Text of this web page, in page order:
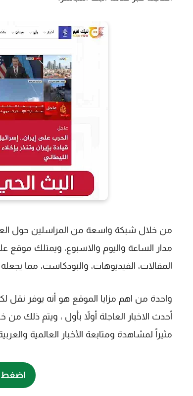
من خلال شبكة واسعة من المراسلين حول
مدار الساعة واليوم والاسبوع، ويمتلك موقع
المقالات، الفيديوهات، والبودكاست، مما
واحدة من اهم مزايا الموقع هو أنه يوفر نقل
أحدث الاخبار العاجلة أولاً بأول ، ويتم ذلك من
مثيراً لمشاهدة ومتابعة الأخبار العالمية
اضغط